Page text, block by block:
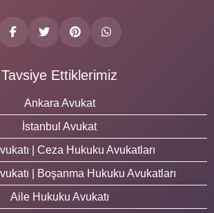
Tavsiye Ettiklerimiz
Ankara Avukat
İstanbul Avukat
| Ceza Hukuku Avukatları
| Boşanma Hukuku Avukatları
Aile Hukuku Avukatı